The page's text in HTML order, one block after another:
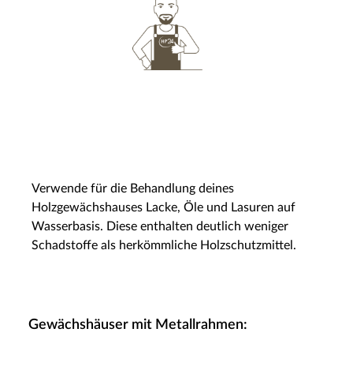
Verwende für die Behandlung deines
Holzgewächshauses Lacke, Öle und Lasuren auf
Wasserbasis. Diese enthalten deutlich weniger
Schadstoffe als herkömmliche Holzschutzmittel.
Gewächshäuser mit Metallrahmen: